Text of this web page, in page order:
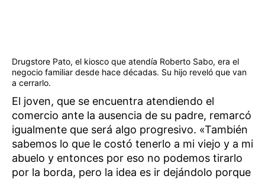
Drugstore Pato, el kiosco que atendía Roberto Sabo, era el
negocio familiar desde hace décadas. Su hijo reveló que van
a cerrarlo.
El joven, que se encuentra atendiendo el
comercio ante la ausencia de su padre, remarcó
igualmente que será algo progresivo. «También
sabemos lo que le costó tenerlo a mi viejo y a mi
abuelo y entonces por eso no podemos tirarlo
por la borda, pero la idea es ir dejándolo porque